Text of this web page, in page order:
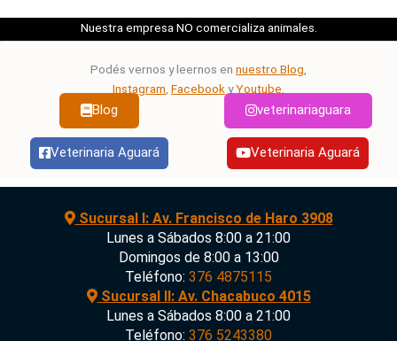
Nuestra empresa NO comercializa animales.
Podés vernos y leernos en nuestro Blog,
Instagram, FacebookyYoutube.
Blog veterinariaguara
Veterinaria Aguará Veterinaria Aguará
Sucursal I: Av. Francisco de Haro 3908
Lunes a Sábados 8:00 a 21:00
Domingos de 8:00 a 13:00
Teléfono: 376 4875115
Sucursal II: Av. Chacabuco 4015
Lunes a Sábados 8:00 a 21:00
Teléfono: 376 5243380